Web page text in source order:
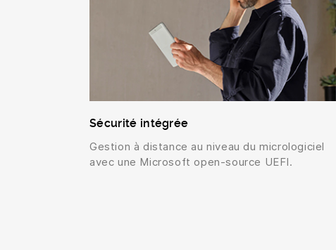
Sécurité intégrée
Gestion à distance au niveau du micrologiciel
avec une Microsoft open-source UEFI.